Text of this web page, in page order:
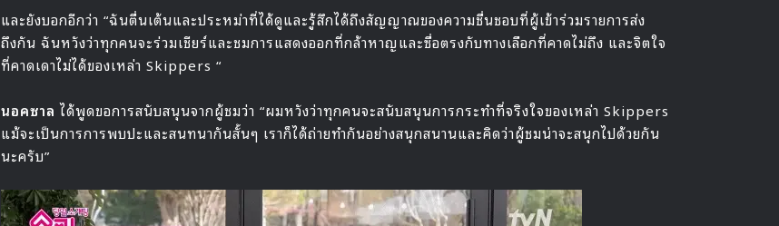
และยังบอกอีกว่า “ฉันตื่นเต้นและประหม่าที่ได้ดูและรู้สึกได้ถึงสัญญาณของความชื่นชอบที่ผู้เข้าร่วมรายการส่ง
ถึงกัน ฉันหวังว่าทุกคนจะร่วมเชียร์และชมการแสดงออกที่กล้าหาญและซื่อตรงกับทางเลือกที่คาดไม่ถึง และจิตใจ
ที่คาดเดาไม่ได้ของเหล่า Skippers “
นอคซาล ได้พูดขอการสนับสนุนจากผู้ชมว่า “ผมหวังว่าทุกคนจะสนับสนุนการกระทำที่จริงใจของเหล่า Skippers
แม้จะเป็นการการพบปะและสนทนากันสั้นๆ เราก็ได้ถ่ายทำกันอย่างสนุกสนานและคิดว่าผู้ชมน่าจะสนุกไปด้วยกัน
นะครับ”